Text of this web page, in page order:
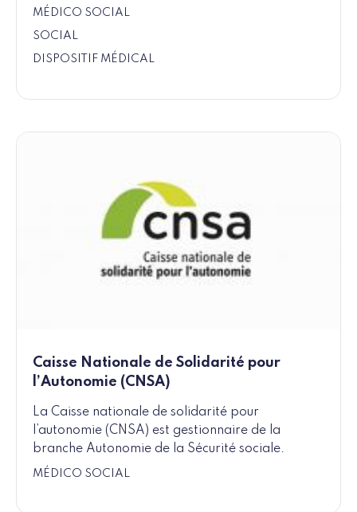
MÉDICO SOCIAL
SOCIAL
DISPOSITIF MÉDICAL
Caisse Nationale de Solidarité pour
l’Autonomie (CNSA)
La Caisse nationale de solidarité pour
l’autonomie (CNSA) est gestionnaire de la
branche Autonomie de la Sécurité sociale.
MÉDICO SOCIAL